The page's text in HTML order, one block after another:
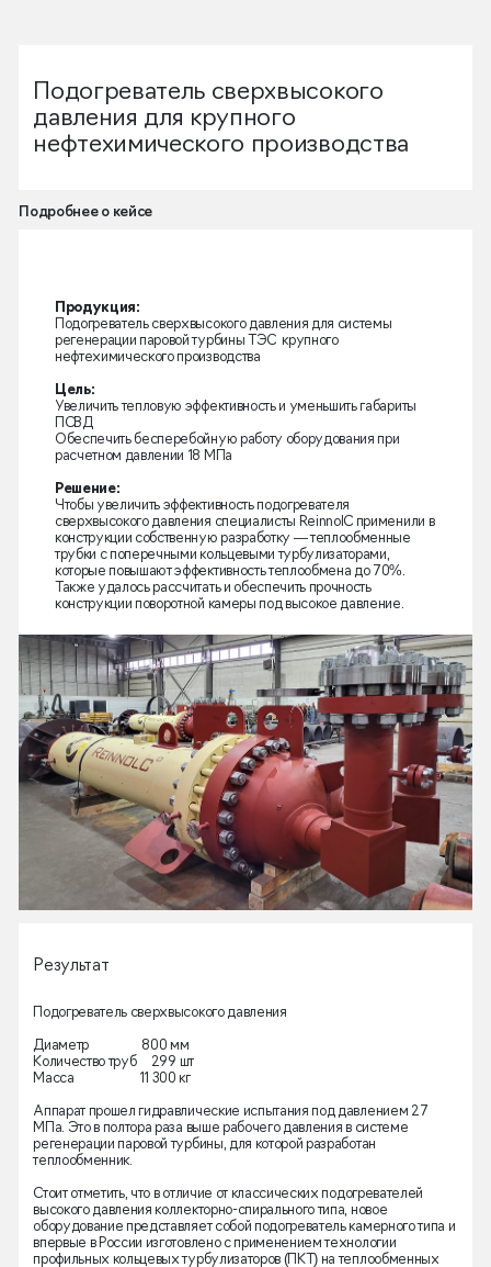
Подогреватель сверхвысокого
давления для крупного
нефтехимического производства
Подробнее о кейсе
Продукция:
Подогреватель сверхвысокого давления для системы
регенерации паровой турбины ТЭС крупного
нефтехимического производства
Цель:
Увеличить тепловую эффективность и уменьшить габариты
ПСВД
Обеспечить бесперебойную работу оборудования при
расчетном давлении 18 МПа
Решение:
Чтобы увеличить эффективность подогревателя
сверхвысокого давления специалисты ReinnolC применили в
конструкции собственную разработку — теплообменные
трубки с поперечными кольцевыми турбулизаторами,
которые повышают эффективность теплообмена до 70%.
Также удалось рассчитать и обеспечить прочность
конструкции поворотной камеры под высокое давление.
Результат
Подогреватель сверхвысокого давления
Диаметр 800 мм
Количество труб 299 шт
Масса 11 300 кг
Аппарат прошел гидравлические испытания под давлением 27
МПа. Это в полтора раза выше рабочего давления в системе
регенерации паровой турбины, для которой разработан
теплообменник.
Стоит отметить, что в отличие от классических подогревателей
высокого давления коллекторно-спирального типа, новое
оборудование представляет собой подогреватель камерного типа и
впервые в России изготовлено с применением технологии
профильных кольцевых турбулизаторов (ПКТ) на теплообменных